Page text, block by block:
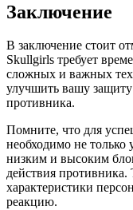
Заключение
В заключение стоит
Skullgirls требует
сложных и важных
улучшить вашу защиту
противника.
Помните, что для
необходимо не только
низким и высоким
действия противника.
характеристики
реакцию.